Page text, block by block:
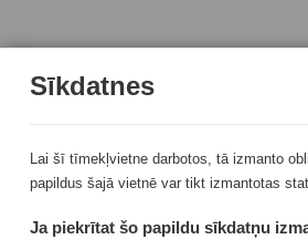
Sīkdatnes
Lai šī tīmekļvietne darbotos, tā izmanto
papildus šajā vietnē var tikt izmantotas
Ja piekrītat šo papildu sīkdatņu